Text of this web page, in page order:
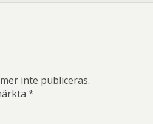
inte publiceras.
*